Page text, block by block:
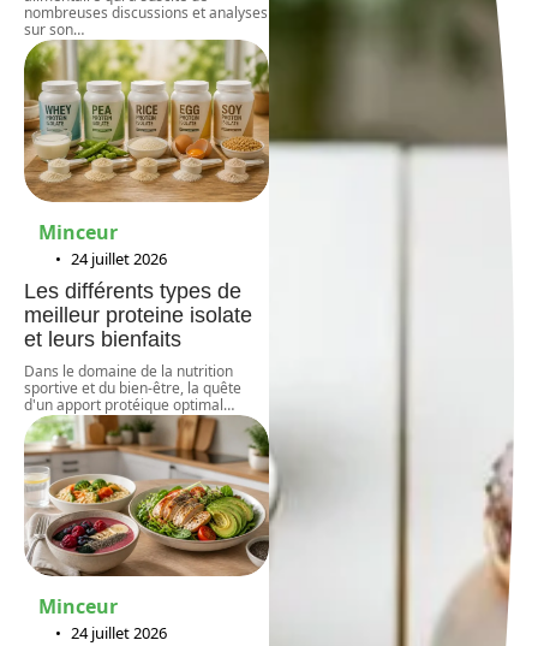
nombreuses discussions et analyses
sur son…
Minceur
24 juillet 2026
Les différents types de
meilleur proteine isolate
et leurs bienfaits
Dans le domaine de la nutrition
sportive et du bien-être, la quête
d'un apport protéique optimal…
Minceur
24 juillet 2026